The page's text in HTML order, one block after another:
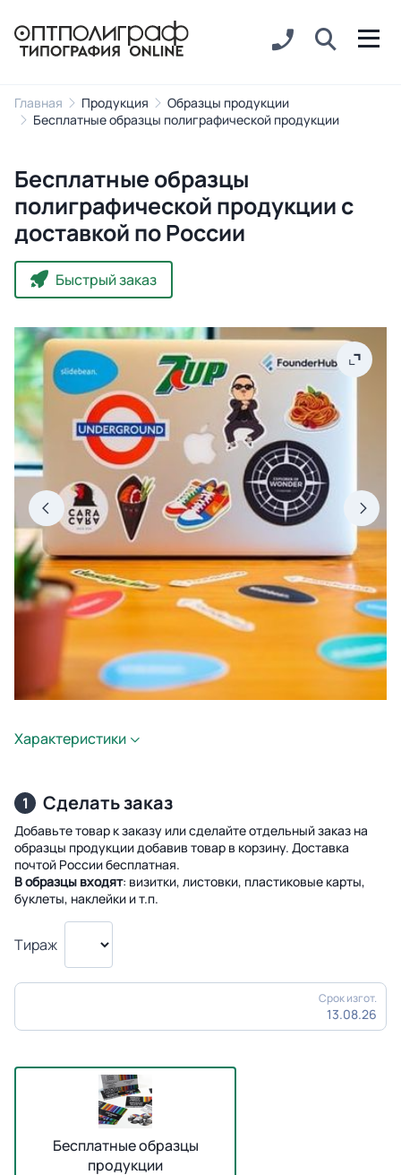
Главная Продукция
Образцы продукции
Бесплатные образцы полиграфической продукции
Бесплатные образцы
полиграфической продукции с
доставкой по России
Быстрый заказ
Характеристики
1 Сделать заказ
Добавьте товар к заказу или сделайте отдельный заказ на
образцы продукции добавив товар в корзину. Доставка
почтой России бесплатная.
В образцы входят: визитки, листовки, пластиковые карты,
буклеты, наклейки и т.п.
Тираж
Срок изгот.
13.08.26
Бесплатные образцы
продукции